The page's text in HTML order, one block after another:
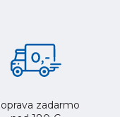
zadarmo